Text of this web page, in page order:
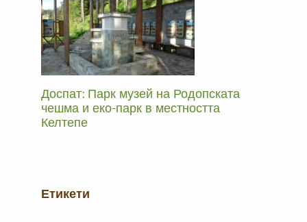
Доспат: Парк музей на Родопската
чешма и еко-парк в местността
Келтепе
Етикети